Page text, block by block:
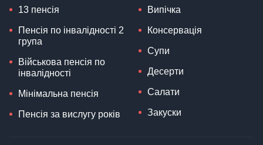
13 пенсія
Пенсія по інвалідності 2
група
Військова пенсія по
інвалідності
Мінімальна пенсія
Пенсія за вислугу років
Випічка
Консервація
Супи
Десерти
Салати
Закуски